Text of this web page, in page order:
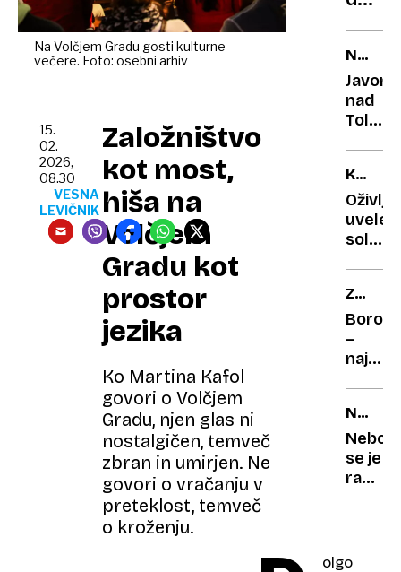
Na Volčjem Gradu gosti kulturne
večere. Foto: osebni arhiv
Založništvo
kot most,
hiša na
Volčjem
Gradu kot
prostor
jezika
Ko Martina Kafol
govori o Volčjem
Gradu, njen glas ni
nostalgičen, temveč
zbran in umirjen. Ne
govori o vračanju v
preteklost, temveč
o kroženju.
15.
02.
2026,
08.30
VESNA
LEVIČNIK
olgo
pri
IZLET
nad
gora
skrito
miru
TRIKI
uvele
solate:
je
stran!
20-
povrne
SADJE
–
Nebo
se je